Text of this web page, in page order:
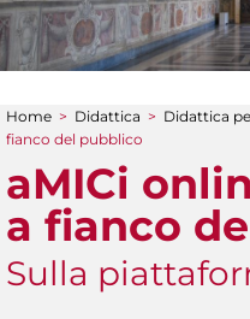
Tu sei qui
Home > Didattica > Didattica
fianco del pubblico
aMICi
a fianco
Sulla